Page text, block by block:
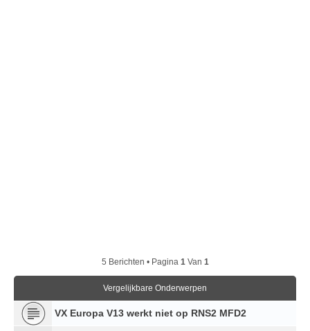
5 Berichten • Pagina 1Van 1
Vergelijkbare Onderwerpen
VX Europa V13 werkt niet op RNS2 MFD2